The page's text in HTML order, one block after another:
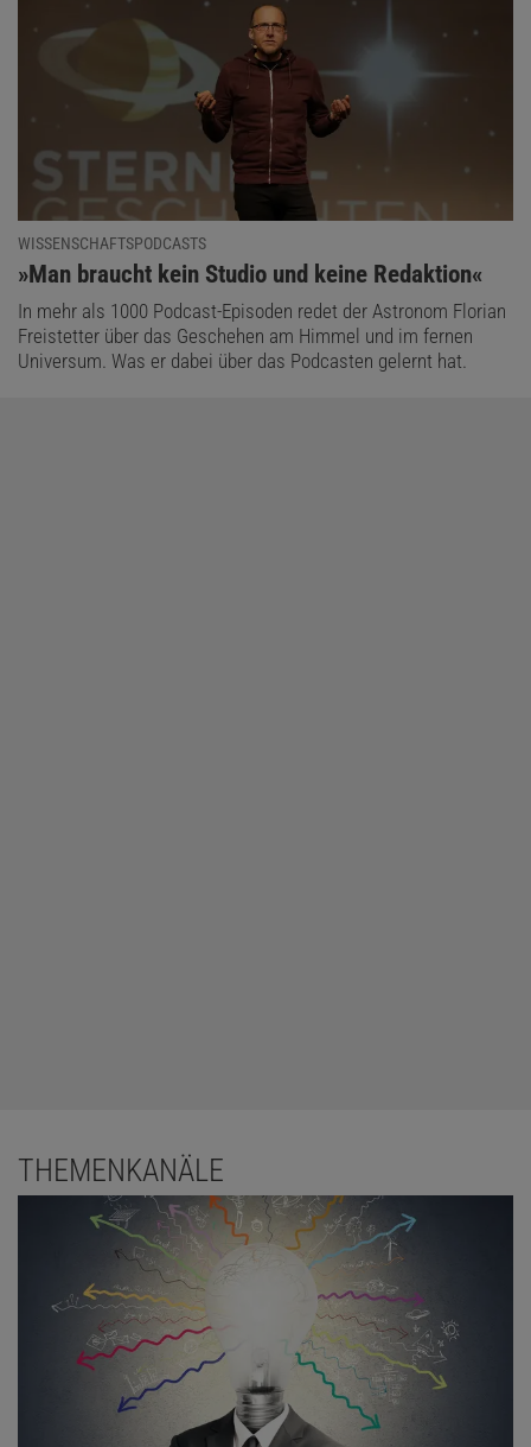
WISSENSCHAFTSPODCASTS
:
»Man braucht kein Studio und keine Redaktion«
In mehr als 1000 Podcast-Episoden redet der Astronom Florian
Freistetter über das Geschehen am Himmel und im fernen
Universum. Was er dabei über das Podcasten gelernt hat.
THEMENKANÄLE